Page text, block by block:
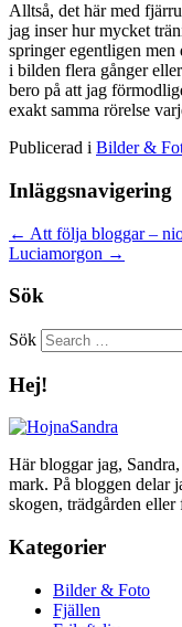
Alltså, det här med
jag inser hur mycket
springer egentligen
i bilden flera gånger
bero på att jag
exakt samma rörelse
Publicerad i Bilder &
Inläggsnavigering
← Att följa bloggar –
Luciamorgon →
Sök
Sök
Hej!
Här bloggar jag,
mark. På bloggen delar
skogen, trädgården
Kategorier
Bilder & Foto
Fjällen